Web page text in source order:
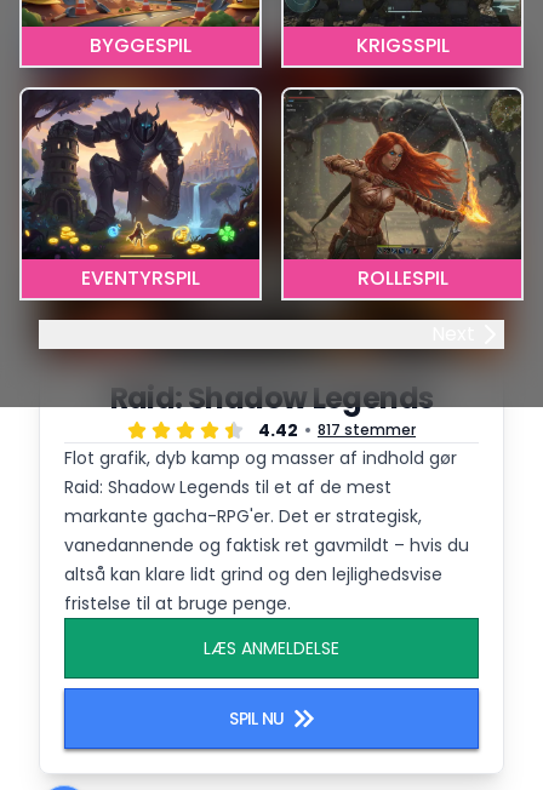
Raid: Shadow Legends
4.42 817 stemmer
Flot grafik, dyb kamp og masser af indhold gør
Raid: Shadow Legends til et af de mest
markante gacha-RPG'er. Det er strategisk,
vanedannende og faktisk ret gavmildt – hvis du
altså kan klare lidt grind og den lejlighedsvise
fristelse til at bruge penge.
LÆS ANMELDELSE
SPIL NU
BYGGESPIL KRIGSSPIL
EVENTYRSPIL
ROLLESPIL